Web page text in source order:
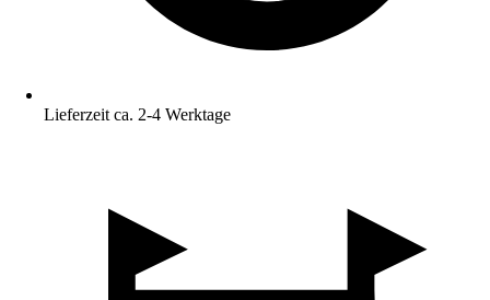
Lieferzeit ca. 2-4 Werktage